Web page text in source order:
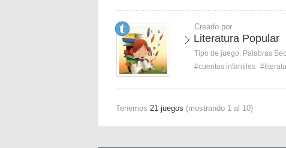
Creado por
Literatura Popular
Tipo de juego: Palabras
#cuentos infantiles
Tenemos 21 juegos (mostrando 1 al 10)